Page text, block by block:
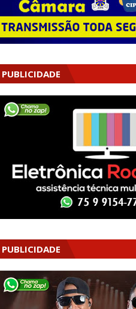
PUBLICIDADE
PUBLICIDADE